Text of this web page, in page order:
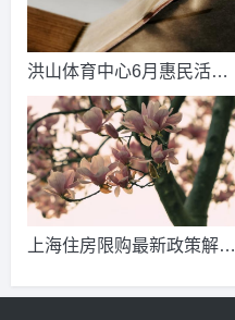
洪山体育中心6月惠民活动
一览知识解答
上海住房限购最新政策解读